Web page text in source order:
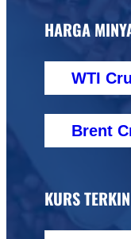
HARGA
WTI
Brent
KURS